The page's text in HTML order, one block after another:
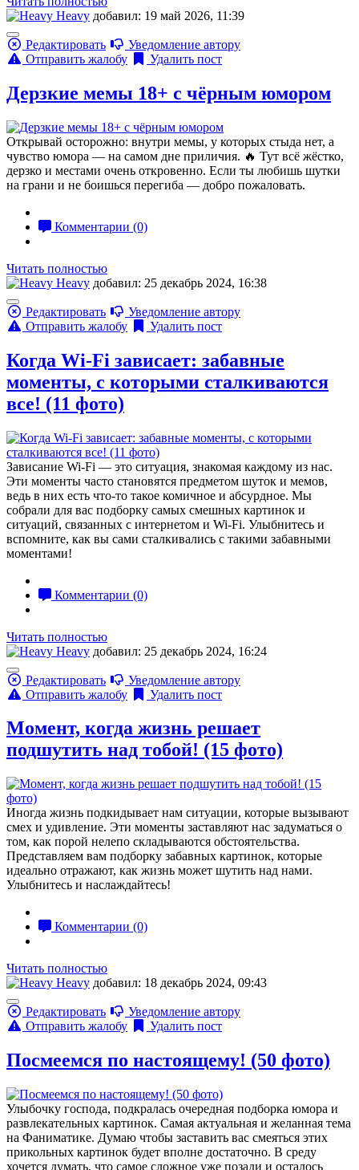
Heavy добавил: 19 май 2026, 11:39
Редактировать
Уведомление автору
Отправить жалобу
Удалить пост
Дерзкие мемы 18+ с чёрным юмором
Открывай осторожно: внутри мемы, у которых стыда нет, а
чувство юмора — на самом дне приличия. 🔥 Тут всё жёстко,
дерзко и местами очень откровенно. Если ты любишь шутки
на грани и не боишься перегиба — добро пожаловать.
Комментарии (0)
Читать полностью
Heavy добавил: 25 декабрь 2024, 16:38
Редактировать
Уведомление автору
Отправить жалобу
Удалить пост
Когда Wi-Fi зависает: забавные
моменты, с которыми сталкиваются
все! (11 фото)
Зависание Wi-Fi — это ситуация, знакомая каждому из нас.
Эти моменты часто становятся предметом шуток и мемов,
ведь в них есть что-то такое комичное и абсурдное. Мы
собрали для вас подборку самых смешных картинок и
ситуаций, связанных с интернетом и Wi-Fi. Улыбнитесь и
вспомните, как вы сами сталкивались с такими забавными
моментами!
Комментарии (0)
Читать полностью
Heavy добавил: 25 декабрь 2024, 16:24
Редактировать
Уведомление автору
Отправить жалобу
Удалить пост
Момент, когда жизнь решает
подшутить над тобой! (15 фото)
Иногда жизнь подкидывает нам ситуации, которые вызывают
смех и удивление. Эти моменты заставляют нас задуматься о
том, как порой нелепо складываются обстоятельства.
Представляем вам подборку забавных картинок, которые
идеально отражают, как жизнь может шутить над нами.
Улыбнитесь и наслаждайтесь!
Комментарии (0)
Читать полностью
Heavy добавил: 18 декабрь 2024, 09:43
Редактировать
Уведомление автору
Отправить жалобу
Удалить пост
Посмеемся по настоящему! (50 фото)
Улыбочку господа, подкралась очередная подборка юмора и
развлекательных картинок. Самая актуальная и желанная тема
на Фаниматике. Думаю чтобы заставить вас смеяться этих
прикольных картинок будет вполне достаточно. В среду
хочется думать, что самое сложное уже позади и осталось